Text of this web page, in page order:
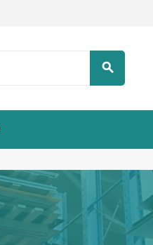
search